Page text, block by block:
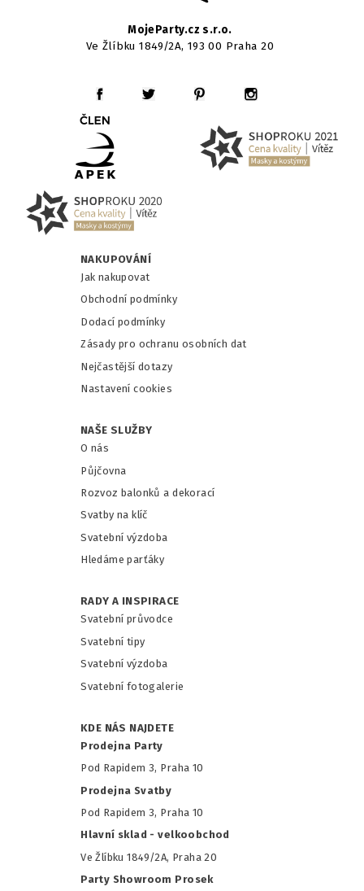
MojeParty.cz s.r.o.
Ve Žlíbku 1849/2A, 193 00 Praha 20
NAKUPOVÁNÍ
Jak nakupovat
Obchodní podmínky
Dodací podmínky
Zásady pro ochranu osobních dat
Nejčastější dotazy
Nastavení cookies
NAŠE SLUŽBY
O nás
Půjčovna
Rozvoz balonků a dekorací
Svatby na klíč
Svatební výzdoba
Hledáme parťáky
RADY A INSPIRACE
Svatební průvodce
Svatební tipy
Svatební výzdoba
Svatební fotogalerie
KDE NÁS NAJDETE
Prodejna Party
Pod Rapidem 3, Praha 10
Prodejna Svatby
Pod Rapidem 3, Praha 10
Hlavní sklad - velkoobchod
Ve Žlíbku 1849/2A, Praha 20
Party Showroom Prosek